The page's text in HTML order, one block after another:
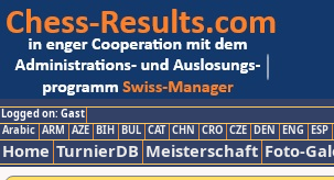
Logged on: Gast
Arabic ARM AZE BIH BUL CAT CHN CRO CZE DEN ENG ESP
Home TurnierDB Meisterschaft Foto-